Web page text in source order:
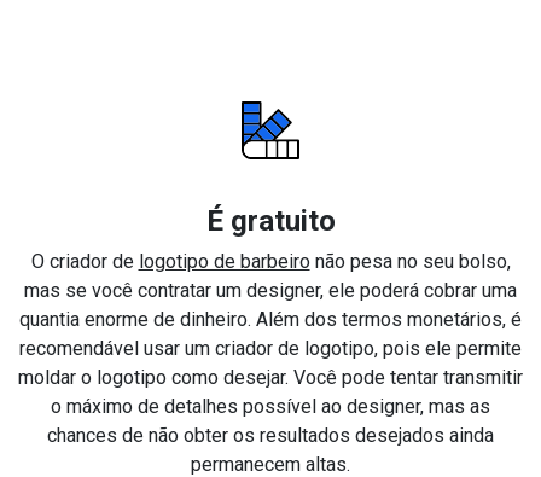
É gratuito
O criador de logotipo de barbeironão pesa no seu bolso,
mas se você contratar um designer, ele poderá cobrar uma
quantia enorme de dinheiro. Além dos termos monetários, é
recomendável usar um criador de logotipo, pois ele permite
moldar o logotipo como desejar. Você pode tentar transmitir
o máximo de detalhes possível ao designer, mas as
chances de não obter os resultados desejados ainda
permanecem altas.